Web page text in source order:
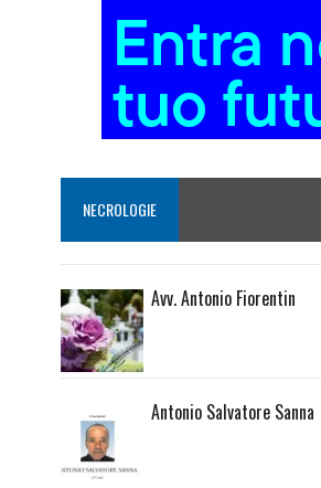
NECROLOGIE
Avv. Antonio Fiorentin
Antonio Salvatore Sanna